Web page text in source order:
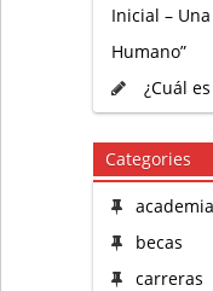
Inicial –
Humano”
¿Cuál
Categories
becas
carreras